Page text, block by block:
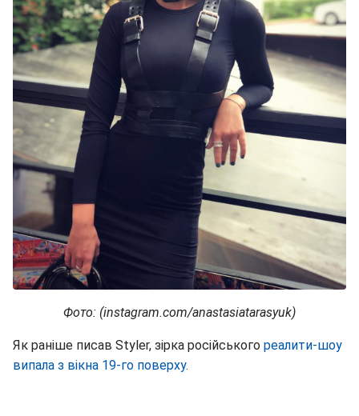
Фото: (instagram.com/anastasiatarasyuk)
Як раніше писав Styler, зірка російського реалити-шоу
випала з вікна 19-го поверху.